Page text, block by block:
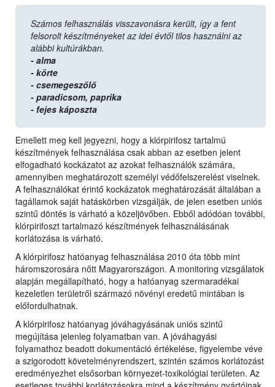
Számos felhasználás visszavonásra került, így a fent
felsorolt készítményeket az idei évtől tilos használni az
alábbi kultúrákban.
- alma
- körte
- csemegeszőlő
- paradicsom, paprika
- fejes káposzta
Emellett meg kell jegyezni, hogy a klórpirifosz tartalmú
készítmények felhasználása csak abban az esetben jelent
elfogadható kockázatot az azokat felhasználók számára,
amennyiben meghatározott személyi védőfelszerelést viselnek.
A felhasználókat érintő kockázatok meghatározását általában a
tagállamok saját hatáskörben vizsgálják, de jelen esetben uniós
szintű döntés is várható a közeljövőben. Ebből adódóan további,
klórpirifoszt tartalmazó készítmények felhasználásának
korlátozása is várható.
A klórpirifosz hatóanyag felhasználása 2010 óta több mint
háromszorosára nőtt Magyarországon. A monitoring vizsgálatok
alapján megállapítható, hogy a hatóanyag szermaradékai
kezeletlen területről származó növényi eredetű mintában is
előfordulhatnak.
A klórpirifosz hatóanyag jóváhagyásának uniós szintű
megújítása jelenleg folyamatban van. A jóváhagyási
folyamathoz beadott dokumentáció értékelése, figyelembe véve
a szigorodott követelményrendszert, szintén számos korlátozást
eredményezhet elsősorban környezet-toxikológiai területen. Az